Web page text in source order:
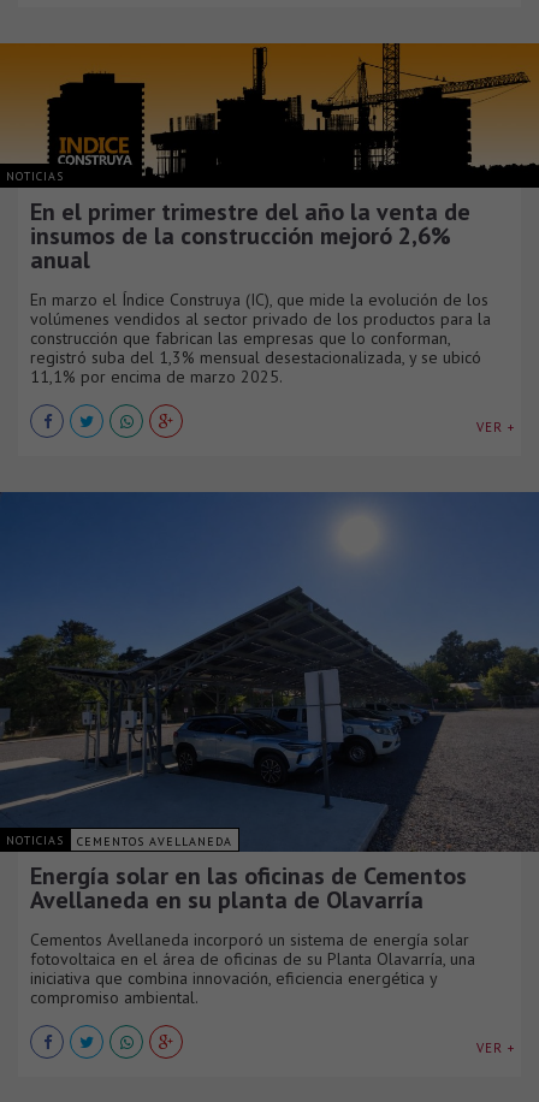
NOTICIAS
En el primer trimestre del año la venta de
insumos de la construcción mejoró 2,6%
anual
En marzo el Índice Construya (IC), que mide la evolución de los
volúmenes vendidos al sector privado de los productos para la
construcción que fabrican las empresas que lo conforman,
registró suba del 1,3% mensual desestacionalizada, y se ubicó
11,1% por encima de marzo 2025.
VER +
NOTICIAS CEMENTOS AVELLANEDA
Energía solar en las oficinas de Cementos
Avellaneda en su planta de Olavarría
Cementos Avellaneda incorporó un sistema de energía solar
fotovoltaica en el área de oficinas de su Planta Olavarría, una
iniciativa que combina innovación, eficiencia energética y
compromiso ambiental.
VER +